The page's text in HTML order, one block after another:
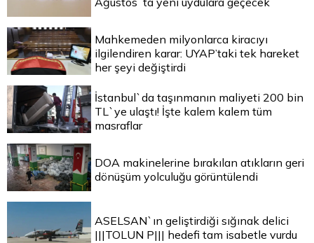
Mahkemeden milyonlarca kiracıyı
ilgilendiren karar: UYAP’taki tek hareket
her şeyi değiştirdi
İstanbul`da taşınmanın maliyeti 200 bin
TL`ye ulaştı! İşte kalem kalem tüm
masraflar
DOA makinelerine bırakılan atıkların geri
dönüşüm yolculuğu görüntülendi
ASELSAN`ın geliştirdiği sığınak delici
|||TOLUN P||| hedefi tam isabetle vurdu